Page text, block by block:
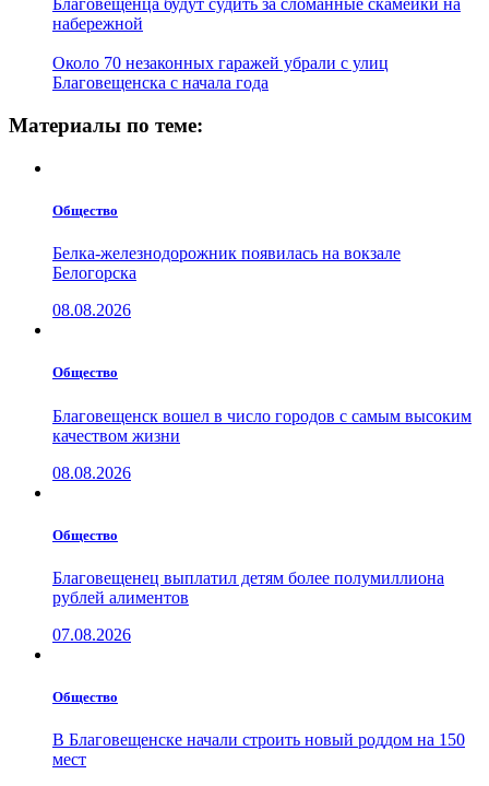
Благовещенца будут судить за сломанные скамейки на
набережной
Около 70 незаконных гаражей убрали с улиц
Благовещенска с начала года
Материалы по теме:
Общество
Белка-железнодорожник появилась на вокзале
Белогорска
08.08.2026
Общество
Благовещенск вошел в число городов с самым высоким
качеством жизни
08.08.2026
Общество
Благовещенец выплатил детям более полумиллиона
рублей алиментов
07.08.2026
Общество
В Благовещенске начали строить новый роддом на 150
мест